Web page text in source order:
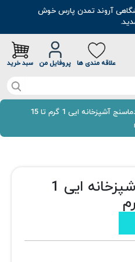
آروند تمدن پارس خوش
علاقه مندی ها پروفایل من سبد خرید
ترازو و دماسنج آشپزخانه ایی 1 گرم تا 15
ترازو و دماسنج آشپزخانه ایی 1